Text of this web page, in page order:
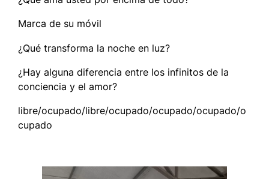
Marca de su móvil
¿Qué transforma la noche en luz?
¿Hay alguna diferencia entre los infinitos de la
conciencia y el amor?
libre/ocupado/libre/ocupado/ocupado/ocupado/o
cupado